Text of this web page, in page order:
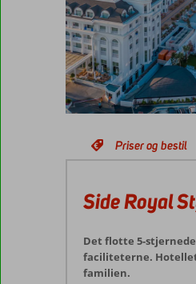
Priser og bestil
Side Royal
Det flotte 5-
faciliteterne.
familien.